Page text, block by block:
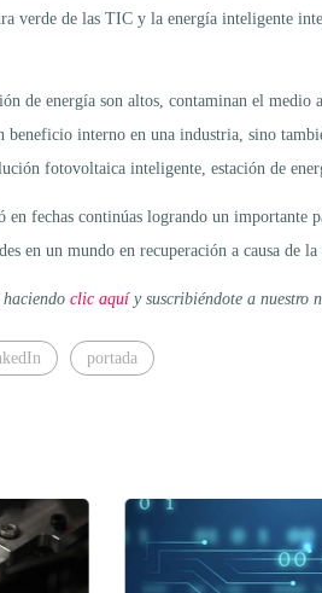
de las TIC y la energía inteligente
de energía son altos, contaminan el
interno en una industria, sino
fotovoltaica inteligente, estación de
en fechas continúas logrando un
en un mundo en recuperación a causa de la
clic aquíy suscribiéndote a nuestro
portada